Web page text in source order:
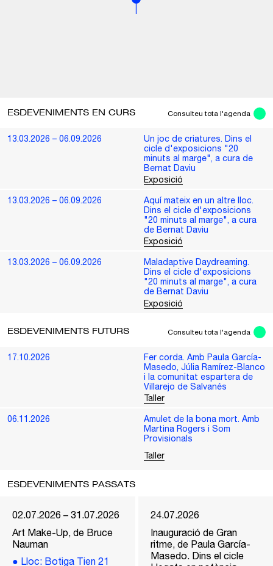
ESDEVENIMENTS EN CURS Consulteu tota l'agenda
13.03.2026 – 06.09.2026
Un joc de criatures. Dins el
cicle d'exposicions "20
minuts al marge", a cura de
Bernat Daviu
Exposició
13.03.2026 – 06.09.2026
Aquí mateix en un altre lloc.
Dins el cicle d'exposicions
"20 minuts al marge", a cura
de Bernat Daviu
Exposició
13.03.2026 – 06.09.2026
Maladaptive Daydreaming.
Dins el cicle d'exposicions
"20 minuts al marge", a cura
de Bernat Daviu
Exposició
ESDEVENIMENTS FUTURS Consulteu tota l'agenda
17.10.2026
Fer corda. Amb Paula García-
Masedo, Júlia Ramírez-Blanco
i la comunitat espartera de
Villarejo de Salvanés
Taller
06.11.2026
Amulet de la bona mort. Amb
Martina Rogers i Som
Provisionals
Taller
ESDEVENIMENTS PASSATS
02.07.2026 – 31.07.2026
Art Make-Up, de Bruce
Nauman
● Lloc: Botiga Tien 21
24.07.2026
Inauguració de Gran
ritme, de Paula García-
Masedo. Dins el cicle